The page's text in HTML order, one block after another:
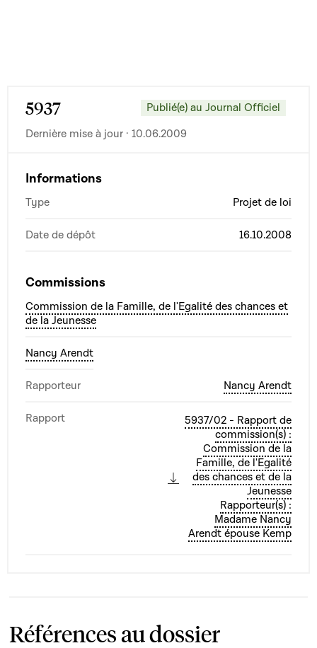
5937
Publié(e) au Journal Officiel
Dernière mise à jour · 10.06.2009
Informations
Type Projet de loi
Date de dépôt 16.10.2008
Commissions
Commission de la Famille, de l'Egalité des chances et
de la Jeunesse
Nancy Arendt
Rapporteur Nancy Arendt
Rapport
5937/02 - Rapport de
commission(s) :
Commission de la
Famille, de l'Egalité
des chances et de la
Jeunesse
Rapporteur(s) :
Madame Nancy
Arendt épouse Kemp
Références au dossier